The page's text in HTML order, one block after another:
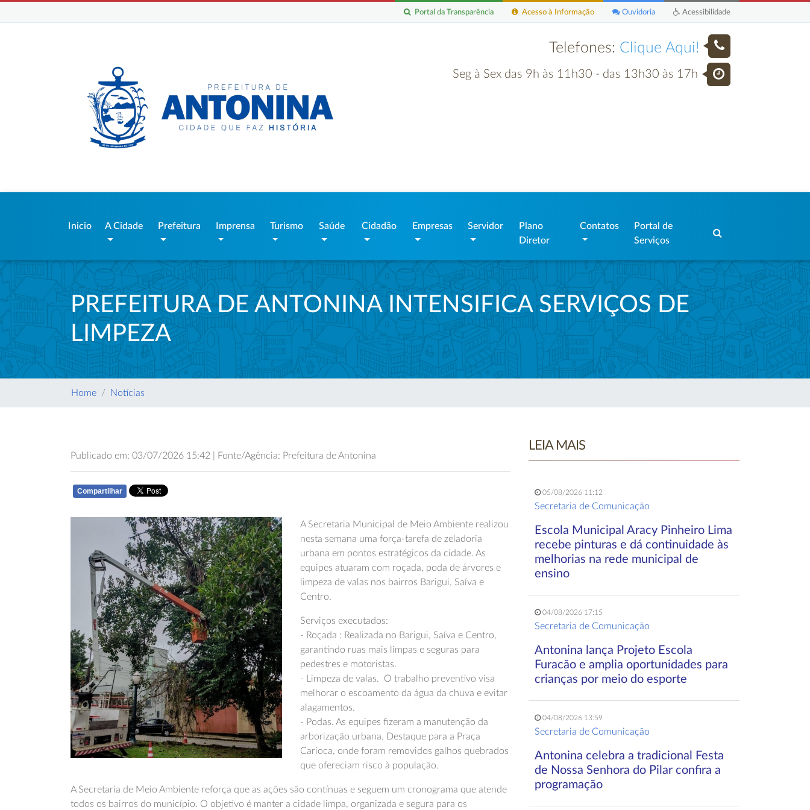
Acessibilidade
Ouvidoria
Acesso à Informação
Portal da Transparência
Telefones: Clique Aqui!
Seg à Sex das 9h às 11h30 - das 13h30 às 17h
Inicio A Cidade Prefeitura Imprensa Turismo Saúde Cidadão Empresas Servidor
Plano
Diretor
Contatos
Portal de
Serviços
PREFEITURA DE ANTONINA INTENSIFICA SERVIÇOS DE
LIMPEZA
Home Notícias
Publicado em: 03/07/2026 15:42 | Fonte/Agência: Prefeitura de Antonina
Compartilhar
A Secretaria Municipal de Meio Ambiente realizou
nesta semana uma força-tarefa de zeladoria
urbana em pontos estratégicos da cidade. As
equipes atuaram com roçada, poda de árvores e
limpeza de valas nos bairros Barigui, Saíva e
Centro.
Serviços executados:
- Roçada : Realizada no Barigui, Saíva e Centro,
garantindo ruas mais limpas e seguras para
pedestres e motoristas.
- Limpeza de valas. O trabalho preventivo visa
melhorar o escoamento da água da chuva e evitar
alagamentos.
- Podas. As equipes fizeram a manutenção da
arborização urbana. Destaque para a Praça
Carioca, onde foram removidos galhos quebrados
que ofereciam risco à população.
A Secretaria de Meio Ambiente reforça que as ações são contínuas e seguem um cronograma que atende
todos os bairros do município. O objetivo é manter a cidade limpa, organizada e segura para os
LEIA MAIS
05/08/2026 11:12
Secretaria de Comunicação
Escola Municipal Aracy Pinheiro Lima
recebe pinturas e dá continuidade às
melhorias na rede municipal de
ensino
04/08/2026 17:15
Secretaria de Comunicação
Antonina lança Projeto Escola
Furacão e amplia oportunidades para
crianças por meio do esporte
04/08/2026 13:59
Secretaria de Comunicação
Antonina celebra a tradicional Festa
de Nossa Senhora do Pilar confira a
programação